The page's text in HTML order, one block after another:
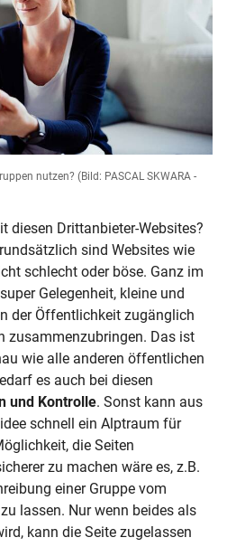
nutzen? (Bild: PASCAL SKWARA -
diesen Drittanbieter-Websites?
sind Websites wie
schlecht oder böse. Ganz im
Gelegenheit, kleine und
der Öffentlichkeit zugänglich
zusammenzubringen. Das ist
wie alle anderen öffentlichen
es auch bei diesen
und Kontrolle. Sonst kann aus
schnell ein Alptraum für
die Seiten
zu machen wäre es, z.B.
einer Gruppe vom
lassen. Nur wenn beides als
kann die Seite zugelassen